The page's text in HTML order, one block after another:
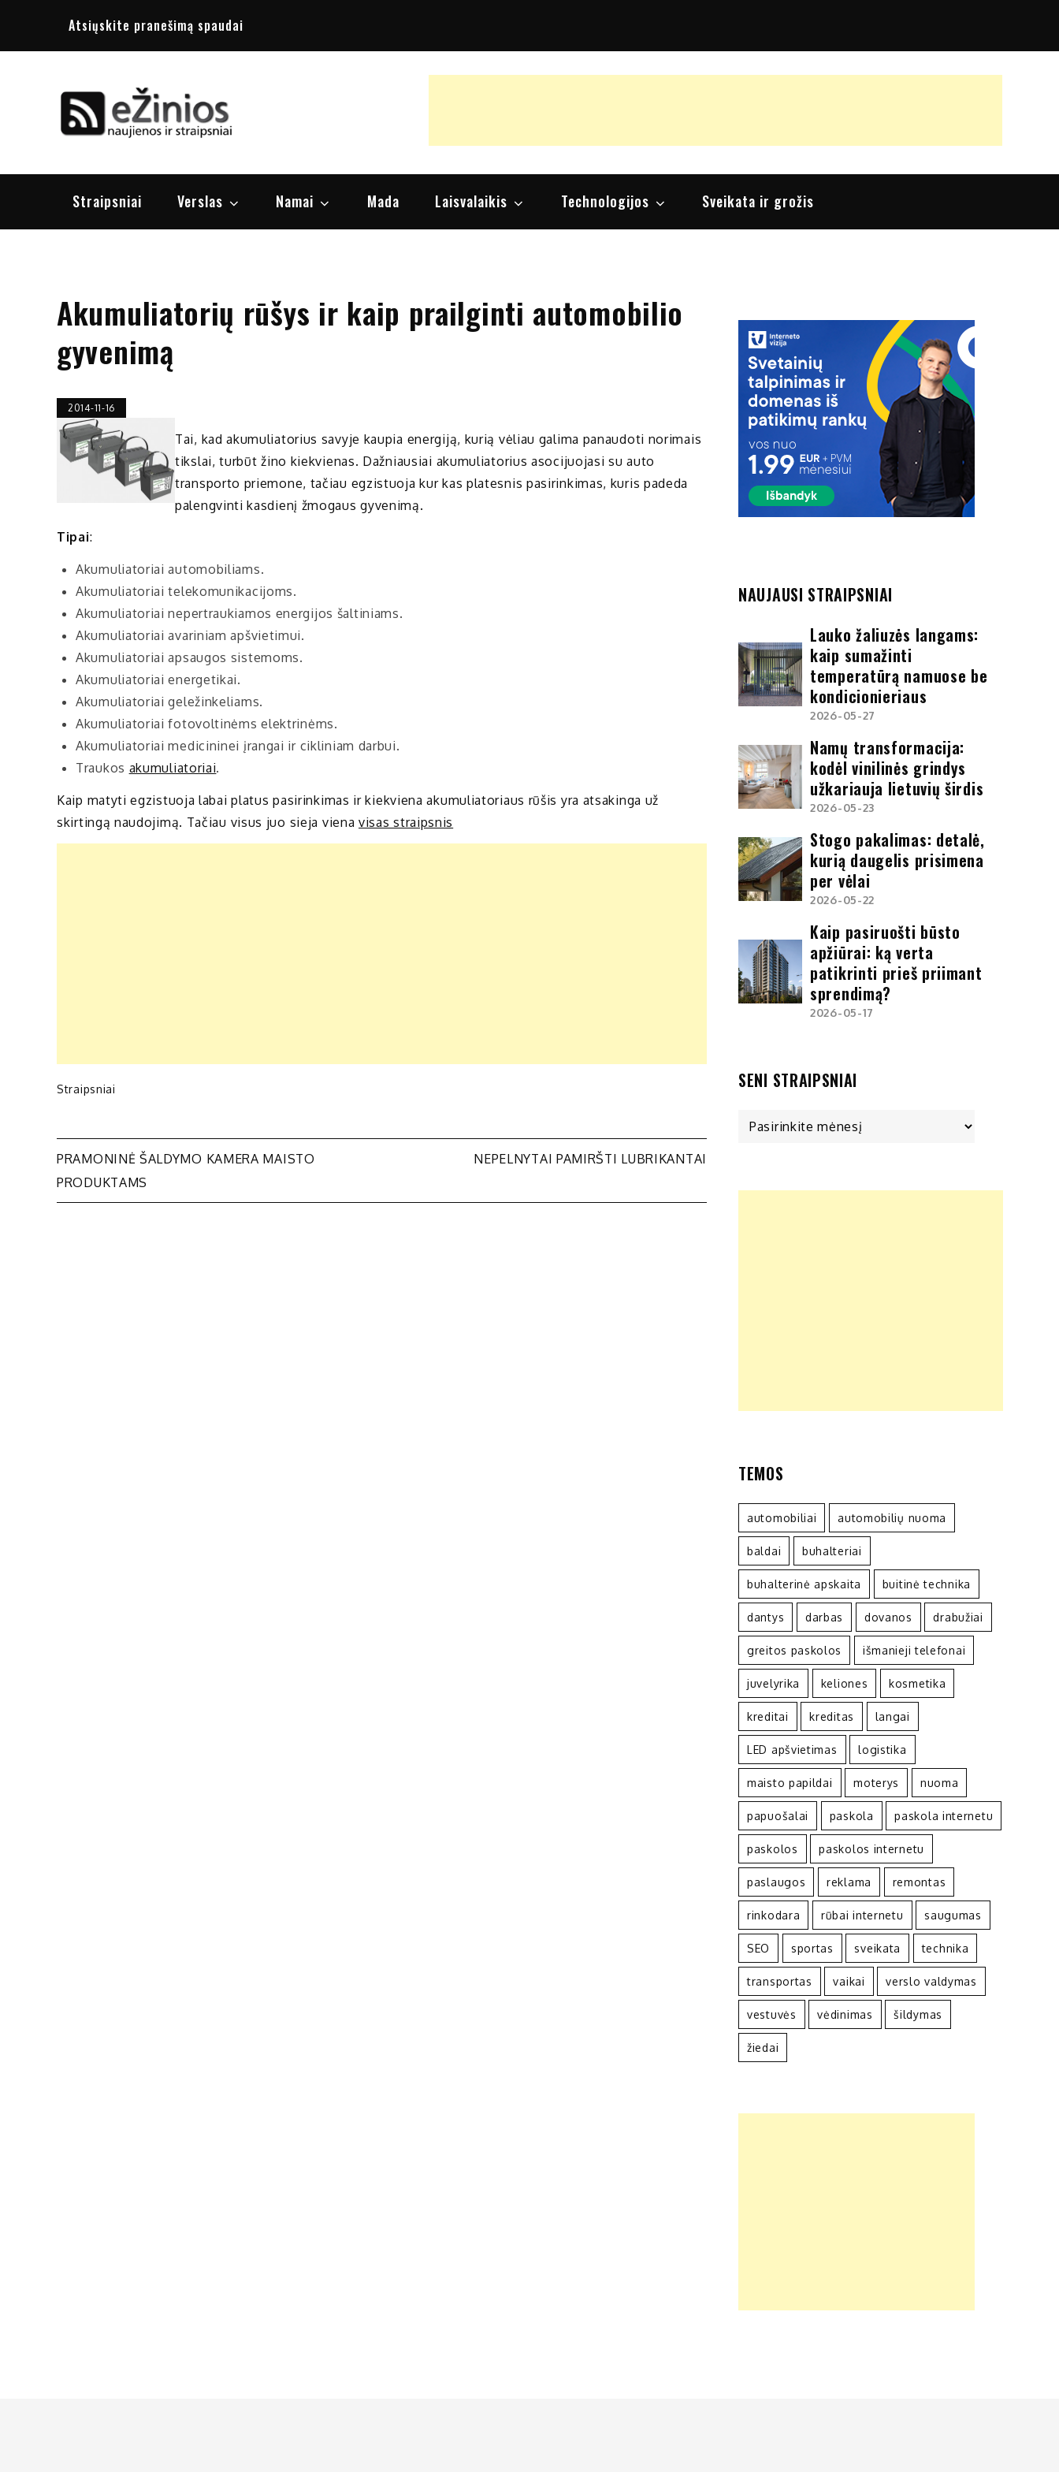
Atsiųskite pranešimą spaudai
Straipsniai Verslas Namai Mada Laisvalaikis Technologijos Sveikata ir grožis
Akumuliatorių rūšys ir kaip prailginti automobilio
gyvenimą
2014-11-16
Tai, kad akumuliatorius savyje kaupia energiją, kurią vėliau galima panaudoti norimais
tikslai, turbūt žino kiekvienas. Dažniausiai akumuliatorius asocijuojasi su auto
transporto priemone, tačiau egzistuoja kur kas platesnis pasirinkimas, kuris padeda
palengvinti kasdienį žmogaus gyvenimą.
Tipai:
Akumuliatoriai automobiliams.
Akumuliatoriai telekomunikacijoms.
Akumuliatoriai nepertraukiamos energijos šaltiniams.
Akumuliatoriai avariniam apšvietimui.
Akumuliatoriai apsaugos sistemoms.
Akumuliatoriai energetikai.
Akumuliatoriai geležinkeliams.
Akumuliatoriai fotovoltinėms elektrinėms.
Akumuliatoriai medicininei įrangai ir cikliniam darbui.
Traukos akumuliatoriai.
Kaip matyti egzistuoja labai platus pasirinkimas ir kiekviena akumuliatoriaus rūšis yra atsakinga už
skirtingą naudojimą. Tačiau visus juo sieja viena visas straipsnis
Straipsniai
Navigacija
tarp
PRAMONINĖ ŠALDYMO KAMERA MAISTO
PRODUKTAMS
NEPELNYTAI PAMIRŠTI LUBRIKANTAI
NAUJAUSI STRAIPSNIAI
Lauko žaliuzės langams:
kaip sumažinti
temperatūrą namuose be
kondicionieriaus
2026-05-27
Namų transformacija:
kodėl vinilinės grindys
užkariauja lietuvių širdis
2026-05-23
Stogo pakalimas: detalė,
kurią daugelis prisimena
per vėlai
2026-05-22
Kaip pasiruošti būsto
apžiūrai: ką verta
patikrinti prieš priimant
sprendimą?
2026-05-17
SENI STRAIPSNIAI
TEMOS
automobiliai automobilių nuoma
baldai buhalteriai
buhalterinė apskaita buitinė technika
dantys darbas dovanos drabužiai
greitos paskolos išmanieji telefonai
juvelyrika keliones kosmetika
kreditai kreditas langai
LED apšvietimas logistika
maisto papildai moterys nuoma
papuošalai paskola paskola internetu
paskolos paskolos internetu
paslaugos reklama remontas
rinkodara rūbai internetu saugumas
SEO sportas sveikata technika
transportas vaikai verslo valdymas
vestuvės vėdinimas šildymas
žiedai